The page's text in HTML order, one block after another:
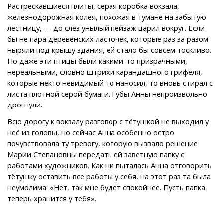
Растрескавшиеся плиты, серая коробка вокзала,
железнодорожная колея, похожая в тумане на забытую
лестницу, — до слёз унылый пейзаж царил вокруг. Если
бы не пара деревенских ласточек, которые раз за разом
ныряли под крышу здания, ей стало бы совсем тоскливо.
Но даже эти птицы были какими-то призрачными,
нереальными, словно штрихи карандашного грифеля,
которые некто невидимый то наносил, то вновь стирал с
листа плотной серой бумаги. Губы Анны непроизвольно
дрогнули.
Всю дорогу к вокзалу разговор с тётушкой не выходил у
неё из головы, но сейчас Анна особенно остро
почувствовала ту тревогу, которую вызвало решение
Марии Степановны передать ей заветную папку с
работами художников. Как ни пыталась Анна отговорить
тётушку оставить все работы у себя, на этот раз та была
неумолима: «Нет, так мне будет спокойнее. Пусть папка
теперь хранится у тебя».